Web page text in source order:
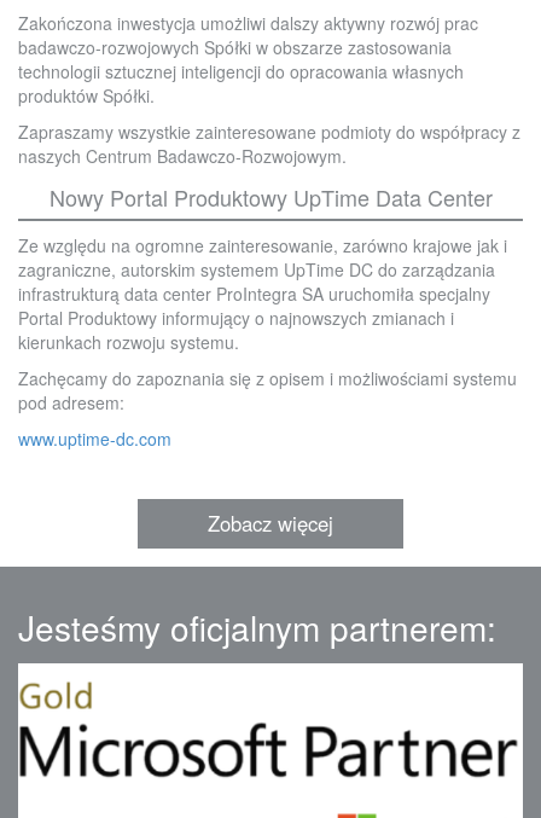
Zakończona inwestycja umożliwi dalszy aktywny rozwój prac
badawczo-rozwojowych Spółki w obszarze zastosowania
technologii sztucznej inteligencji do opracowania własnych
produktów Spółki.
Zapraszamy wszystkie zainteresowane podmioty do współpracy z
naszych Centrum Badawczo-Rozwojowym.
Nowy Portal Produktowy UpTime Data Center
Ze względu na ogromne zainteresowanie, zarówno krajowe jak i
zagraniczne, autorskim systemem UpTime DC do zarządzania
infrastrukturą data center ProIntegra SA uruchomiła specjalny
Portal Produktowy informujący o najnowszych zmianach i
kierunkach rozwoju systemu.
Zachęcamy do zapoznania się z opisem i możliwościami systemu
pod adresem:
www.uptime-dc.com
Zobacz więcej
Jesteśmy oficjalnym partnerem: